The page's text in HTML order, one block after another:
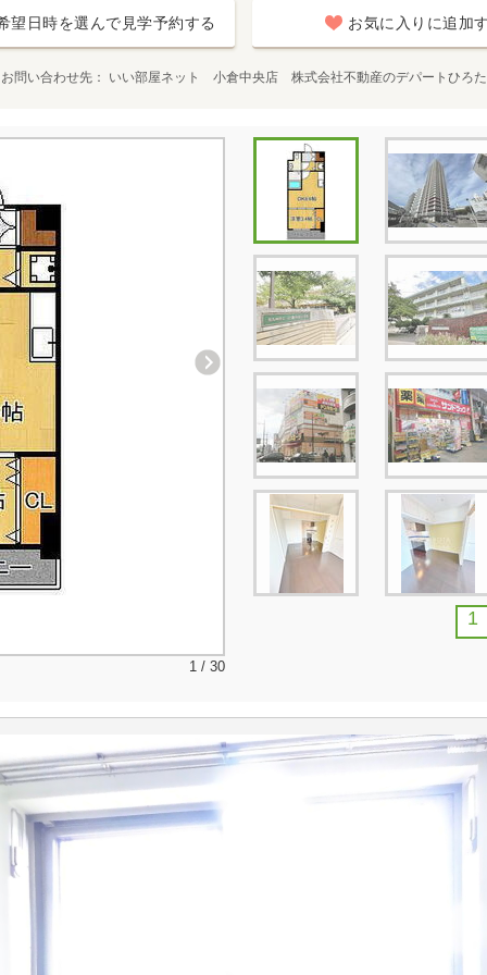
望日時を選んで見学予約する お気に入りに追加
お問い合わせ先 いい部屋ネット 小倉中央店 株式会社不動産のデパートひろた
1 / 30
1